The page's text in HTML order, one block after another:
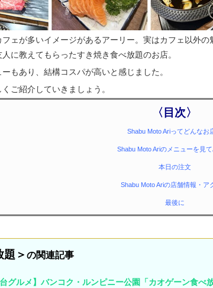
フェが多いイメージがあるアーリー。実はカフェ以外
に教えてもらったすき焼き食べ放題のお店。
もあり、結構コスパが高いと感じました。
ご紹介していきましょう。
〈目次〉
Shabu Moto Ariってどんなお
Shabu Moto Ariのメニューを見て
本日の注文
Shabu Moto Ariの店舗情報・ア
最後に
題＞ の関連記事
台グルメ】バンコク・ルンピニー公園「カオゲーン食べ